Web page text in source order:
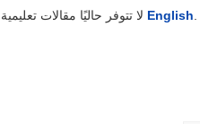
TOKENIZATION DEFI English